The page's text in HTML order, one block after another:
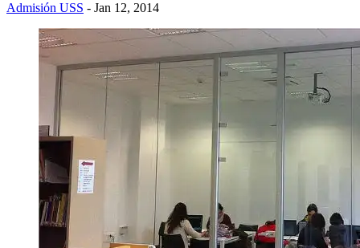
Admisión USS - Jan 12, 2014